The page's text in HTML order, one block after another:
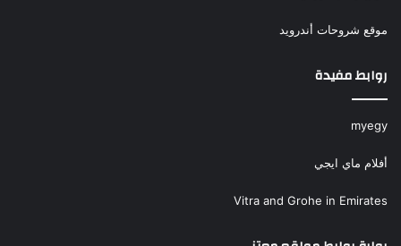
موقع شروحات أندرويد
روابط مفيدة
myegy
أفلام ماي ايجي
Vitra and Grohe in Emirates